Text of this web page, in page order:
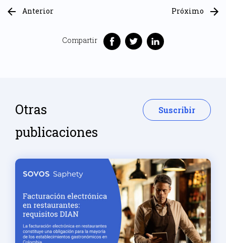
Anterior
Compartir
Próximo
Otras
publicaciones
Suscribir